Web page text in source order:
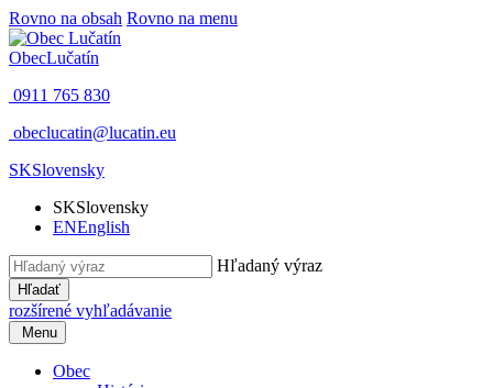
Rovno na obsah Rovno na menu
ObecLučatín
0911 765 830
obeclucatin@lucatin.eu
SKSlovensky
SKSlovensky
ENEnglish
Hľadaný výraz
Hľadať
rozšírené vyhľadávanie
Menu
Obec